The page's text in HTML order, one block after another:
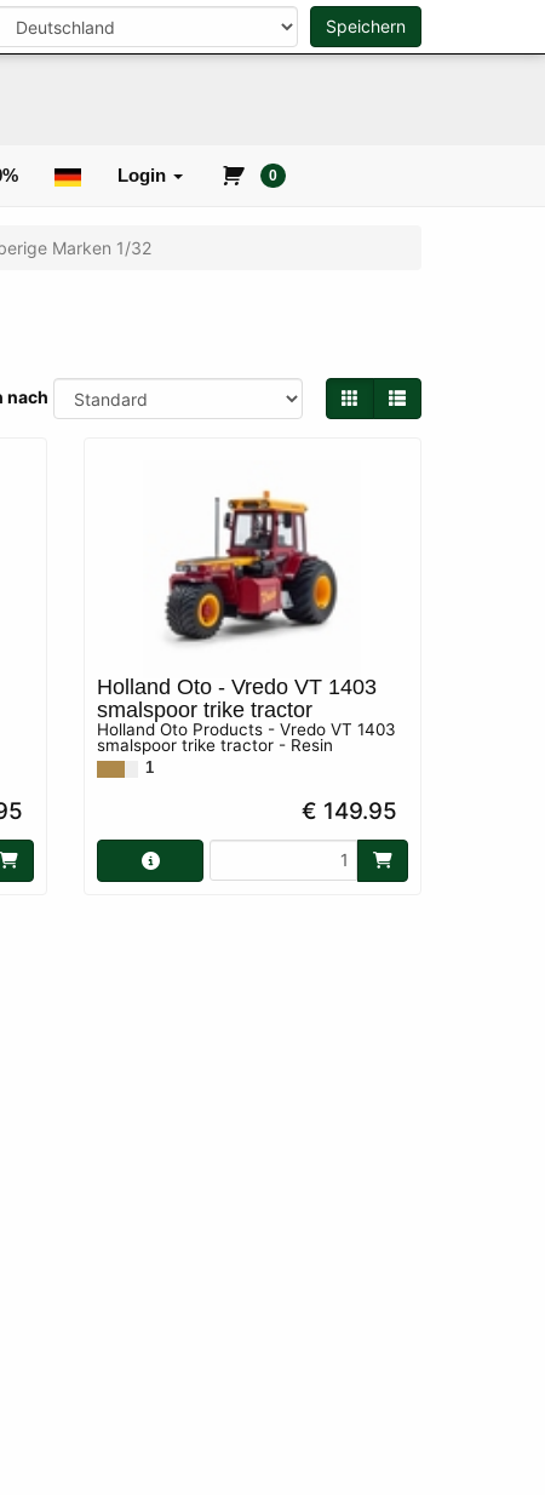
Suche 0
Login 0
Marken 1/32
nach
Holland Oto - Vredo VT 1403
smalspoor trike tractor
Holland Oto Products - Vredo VT 1403
smalspoor trike tractor - Resin
1
€ 149.95
Speichern